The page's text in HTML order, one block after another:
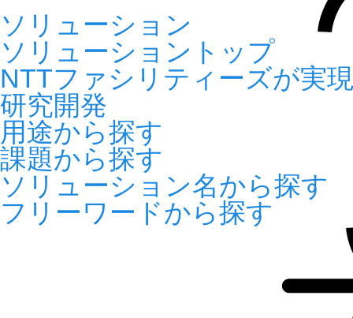
ソリューション
ソリューショントップ
NTTファシリティーズが実
研究開発
用途から探す
課題から探す
ソリューション名から探す
フリーワードから探す